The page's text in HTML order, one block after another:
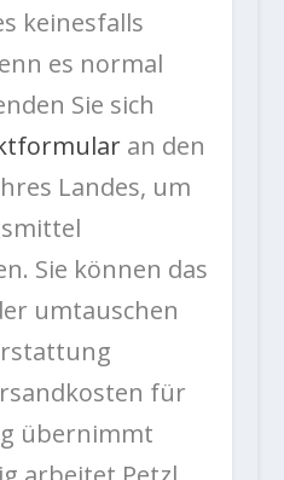
keinesfalls
es normal
Sie sich
an den
Landes, um
Sie können das
umtauschen
für
übernimmt